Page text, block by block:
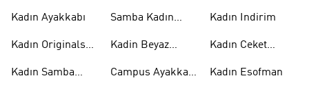
Kadın Ayakkabı
Kadın Originals
Kadın Samba
Samba Kadın
Kadin Beyaz
Campus Ayakkabı
Kadın Indirim
Kadın Ceket
Kadın Esofman